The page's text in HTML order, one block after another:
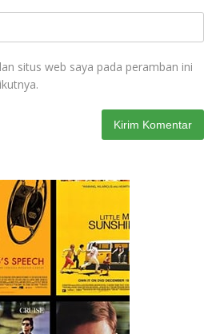
situs web saya pada peramban ini